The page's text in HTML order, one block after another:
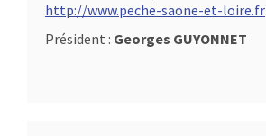
http://www.peche-saone-et-loire.fr
Président : Georges GUYONNET